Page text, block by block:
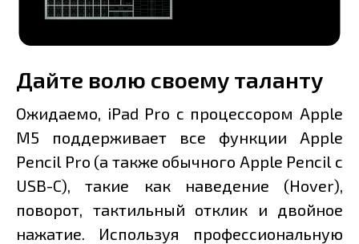
Дайте волю своему таланту
Ожидаемо, iPad Pro с процессором Apple
M5 поддерживает все функции Apple
Pencil Pro (а также обычного Apple Pencil с
USB-C), такие как наведение (Hover),
поворот, тактильный отклик и двойное
нажатие. Используя профессиональную